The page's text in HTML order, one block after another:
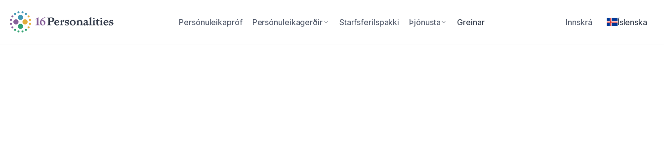
Fara beint í aðgengisvalkosti
Persónuleikapróf Persónuleikagerðir Starfsferilspakki Þjónusta Greinar Innskrá Íslenska